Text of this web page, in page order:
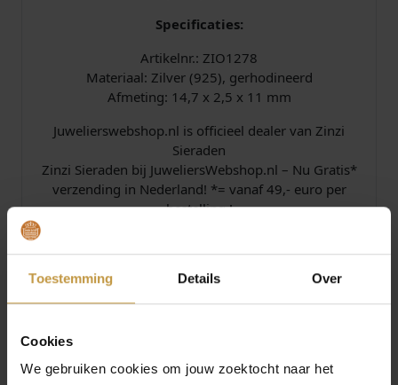
Toestemming Details Over
Cookies
We gebruiken cookies om jouw zoektocht naar het
Specificaties:
Artikelnr.: ZIO1278
Materiaal: Zilver (925), gerhodineerd
Afmeting: 14,7 x 2,5 x 11 mm
Juwelierswebshop.nl is officieel dealer van Zinzi
Sieraden
Zinzi Sieraden bij JuweliersWebshop.nl – Nu Gratis*
verzending in Nederland! *= vanaf 49,- euro per
bestelling !
Specificaties